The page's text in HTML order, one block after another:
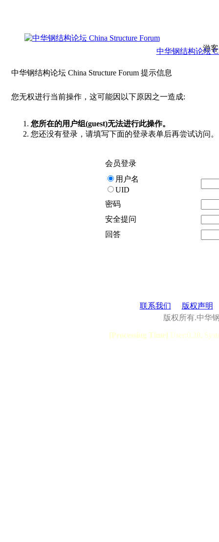
游
中华钢结构论坛
中华钢结构论坛 China Structure Forum 提示信息
您无权进行当前操作，这可能因以下原因之一造成:
您所在的用户组(guest)无法进行此操作。
您还没有登录，请填写下面的登录表单后再尝试访问。
会员登录
用户名
UID
密码
安全提问
回答
联系我们
版权声明
版权所有.中华
[Processing Time] User:0.28,